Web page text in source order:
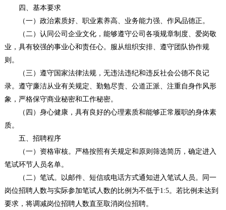
四、基本要求
（一）政治素质好、职业素养高、业务能力强、作风品德正。
（二）认同公司企业文化，能够遵守公司各项规章制度、爱岗敬
业，具有较强的事业心和责任心。服从组织安排、遵守团队协作规
则。
（三）遵守国家法律法规，无违法违纪和违反社会公德不良记
录。遵守廉洁从业有关规定、勤勉尽责、公道正派、注重自身作风形
象，严格保守商业秘密和工作秘密。
（四）身心健康，具有良好的心理素质和能够正常履职的身体素
质。
五、招聘程序
（一）资格审核。严格按照有关规定和原则筛选简历，确定进入
笔试环节人员名单。
（二）笔试。以邮件、短信或电话方式通知进入笔试人员。同一
岗位招聘人数与实际参加笔试人数的比例为不低于1:5。若比例未达到
要求，将调减岗位招聘人数直至取消岗位招聘。